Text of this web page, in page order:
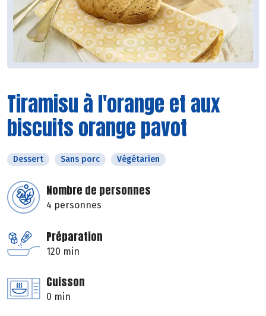
Tiramisu à l'orange et aux
biscuits orange pavot
Dessert Sans porc Végétarien
Nombre de personnes
4 personnes
Préparation
120 min
Cuisson
0 min